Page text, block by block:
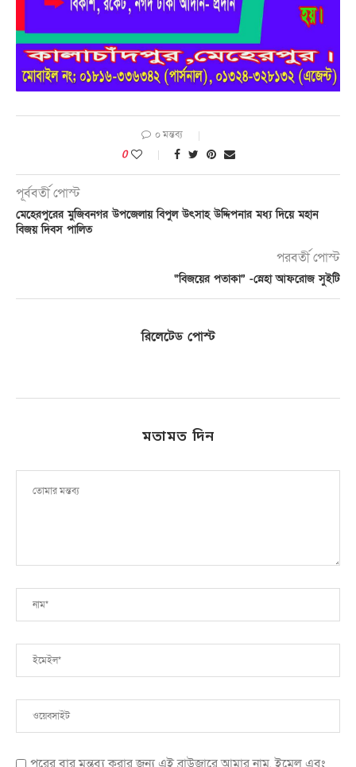
০ মন্তব্য
0
পূর্ববর্তী পোস্ট
মেহেরপুরের মুজিবনগর উপজেলায় বিপুল উৎসাহ উদ্দিপনার মধ্য দিয়ে মহান
বিজয় দিবস পালিত
পরবর্তী পোস্ট
“বিজয়ের পতাকা” -স্নেহা আফরোজ সুইটি
রিলেটেড পোস্ট
মতামত দিন